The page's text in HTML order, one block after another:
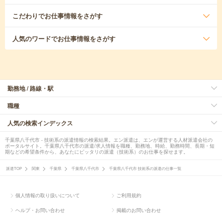
こだわりでお仕事情報をさがす
人気のワードでお仕事情報をさがす
勤務地 / 路線・駅
職種
人気の検索インデックス
千葉県八千代市 - 技術系の派遣情報の検索結果。エン派遣は、エンが運営する人材派遣会社の
ポータルサイト。千葉県八千代市の派遣/求人情報を職種、勤務地、時給、勤務時間、長期・短
期などの希望条件から、あなたにピッタリの派遣（技術系）のお仕事を探せます。
派遣TOP 関東 千葉県 千葉県八千代市 千葉県八千代市 技術系の派遣の仕事一覧
個人情報の取り扱いについて ご利用規約
ヘルプ・お問い合わせ 掲載のお問い合わせ